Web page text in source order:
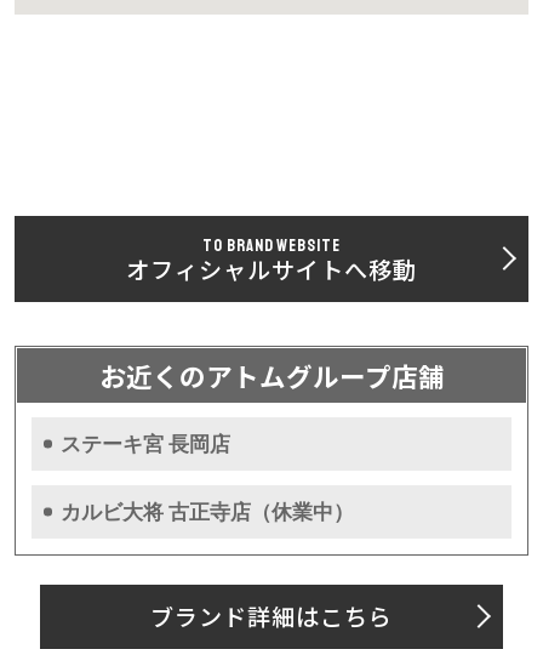
TO BRAND WEBSITE
オフィシャルサイトへ移動
お近くのアトムグループ店舗
ステーキ宮 長岡店
カルビ大将 古正寺店（休業中）
ブランド詳細はこちら